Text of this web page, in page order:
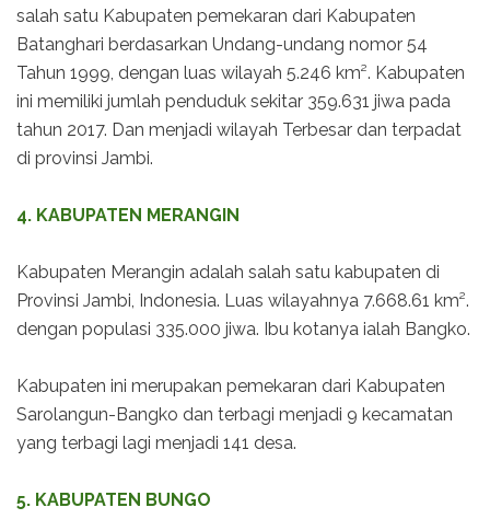
salah satu Kabupaten pemekaran dari Kabupaten
Batanghari berdasarkan Undang-undang nomor 54
Tahun 1999, dengan luas wilayah 5.246 km². Kabupaten
ini memiliki jumlah penduduk sekitar 359.631 jiwa pada
tahun 2017. Dan menjadi wilayah Terbesar dan terpadat
di provinsi Jambi.
4. KABUPATEN MERANGIN
Kabupaten Merangin adalah salah satu kabupaten di
Provinsi Jambi, Indonesia. Luas wilayahnya 7.668.61 km².
dengan populasi 335.000 jiwa. Ibu kotanya ialah Bangko.
Kabupaten ini merupakan pemekaran dari Kabupaten
Sarolangun-Bangko dan terbagi menjadi 9 kecamatan
yang terbagi lagi menjadi 141 desa.
5. KABUPATEN BUNGO